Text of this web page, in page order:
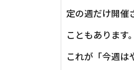
定の週だけ開催
こともあります。
これが「今週は